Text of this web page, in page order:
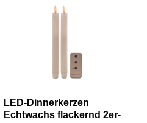
LED-Dinnerkerzen
Echtwachs flackernd 2er-